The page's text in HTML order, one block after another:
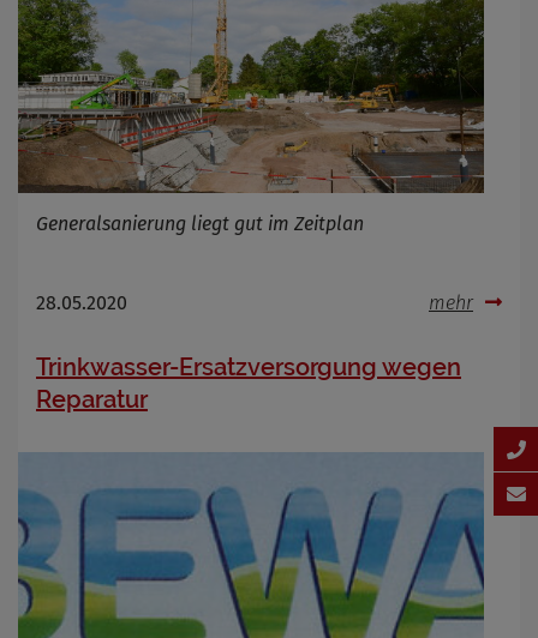
Generalsanierung liegt gut im Zeitplan
28.05.2020 mehr
Trinkwasser-Ersatzversorgung wegen
Reparatur